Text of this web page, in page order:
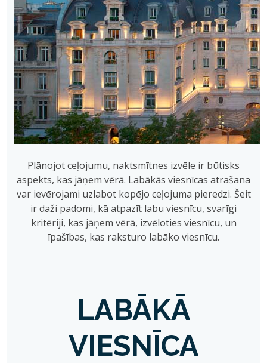
Plānojot ceļojumu, naktsmītnes izvēle ir būtisks
aspekts, kas jāņem vērā. Labākās viesnīcas atrašana
var ievērojami uzlabot kopējo ceļojuma pieredzi. Šeit
ir daži padomi, kā atpazīt labu viesnīcu, svarīgi
kritēriji, kas jāņem vērā, izvēloties viesnīcu, un
īpašības, kas raksturo labāko viesnīcu.
LABĀKĀ
VIESNĪCA